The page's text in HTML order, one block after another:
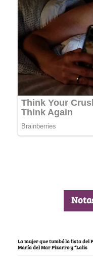
La mujer que tumbó la lista del
María del Mar Pizarro y “Lalis